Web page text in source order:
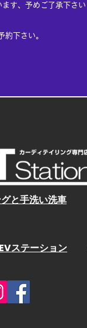
す、予めご了承下さい
約下さい。
と手洗い洗車
EVステーション